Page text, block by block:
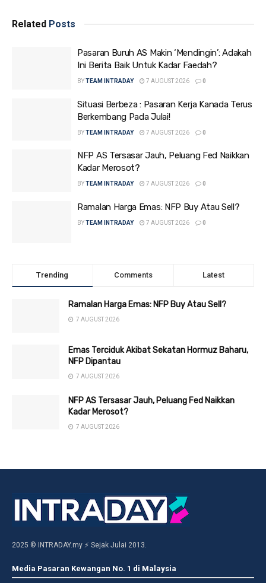
Related Posts
Pasaran Buruh AS Makin ‘Mendingin’: Adakah
Ini Berita Baik Untuk Kadar Faedah?
BYTEAM INTRADAY 7 AUGUST 2026 0
Situasi Berbeza : Pasaran Kerja Kanada Terus
Berkembang Pada Julai!
BYTEAM INTRADAY 7 AUGUST 2026 0
NFP AS Tersasar Jauh, Peluang Fed Naikkan
Kadar Merosot?
BYTEAM INTRADAY 7 AUGUST 2026 0
Ramalan Harga Emas: NFP Buy Atau Sell?
BYTEAM INTRADAY 7 AUGUST 2026 0
Trending Comments Latest
Ramalan Harga Emas: NFP Buy Atau Sell?
7 AUGUST 2026
Emas Terciduk Akibat Sekatan Hormuz Baharu,
NFP Dipantau
7 AUGUST 2026
NFP AS Tersasar Jauh, Peluang Fed Naikkan
Kadar Merosot?
7 AUGUST 2026
2025 © INTRADAY.my ⚡ Sejak Julai 2013.
Media Pasaran Kewangan No. 1 di Malaysia